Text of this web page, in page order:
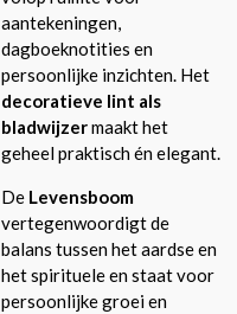
aantekeningen,
dagboeknotities en
persoonlijke inzichten. Het
decoratieve lint als
bladwijzermaakt het
geheel praktisch én elegant.
De Levensboom
vertegenwoordigt de
balans tussen het aardse en
het spirituele en staat voor
persoonlijke groei en